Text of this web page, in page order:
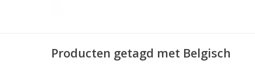
Producten getagd met Belgisch